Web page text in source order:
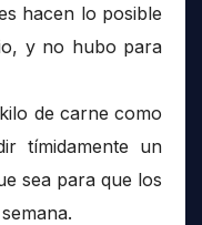
hacen lo posible
y no hubo para
de carne como
tímidamente un
sea para que los